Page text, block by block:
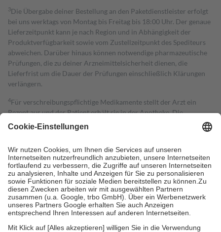
3Die Übergabe deiner Bestellung an den Paketdienstleister erfolgt
bei uns werktags von Montag bis Freitag bis 18:00 Uhr. Der genaue
Lieferzeitpunkt kann je nach Region und in Abhängigkeit der
Produktverfügbarkeit sowie vom Zustellzeitpunkt des Spediteurs
abweichen. Darüber hinaus können notwendige pharmazeutische
Prüfungen, die zu deiner Arzneimittelsicherheit dienen, die
Lieferfrist um die Dauer der Prüfungen einschließlich Klärungen
verlängern.
4Für verschreibungspflichtige Medikamente stellt der Arzt ein
Rezept aus und der Patient erhält sie in der Apotheke. Die
gesetzliche Krankenversicherung übernimmt in der Regel die
Kosten dafür, der Versicherte trägt einen Teil davon als Zuzahlung
Grundsätzlich leisten Mitglieder Zuzahlungen in Höhe von zehn
Prozent des Abgabepreises,mindestens jedochfünf Euround
höchstens zehn Euro.Es sind jedoch nie mehr als die tatsächlichen
Kosten der Leistung zu entrichten.
Diese Regeln gelten grundsätzlich auch für Online-Apotheken.
Bei Heilmitteln und häuslicher Krankenpflege beträgt die
Zuzahlung zehn Prozent der Kosten sowie zehn Euro je
Verordnung.